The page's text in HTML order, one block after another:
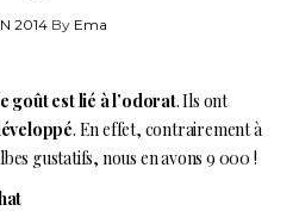
2014By Ema
goût est lié à l’odorat. Ils ont
. En effet, contrairement à
gustatifs, nous en avons 9 000 !